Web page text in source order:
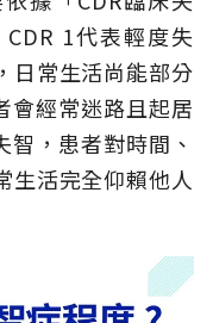
1代表輕度失
日常生活尚能部分
會經常迷路且起居
，患者對時間、
生活完全仰賴他人